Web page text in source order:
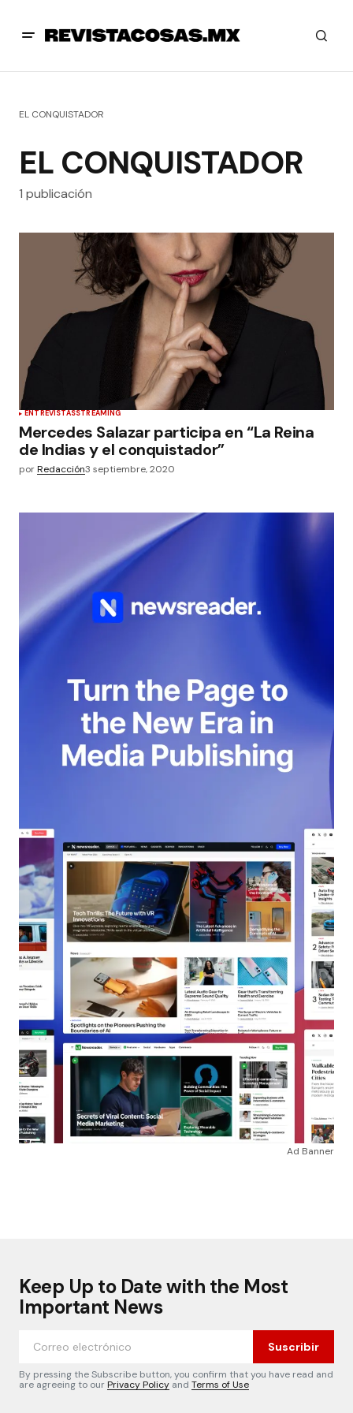
EL CONQUISTADOR
EL CONQUISTADOR
1 publicación
ENTREVISTASSTREAMING
Mercedes Salazar participa en “La Reina
de Indias y el conquistador”
porRedacción3 septiembre, 2020
Ad Banner
Keep Up to Date with the Most
Important News
Suscribir
By pressing the Subscribe button, you confirm that you have read and
are agreeing to ourPrivacy Policy and Terms of Use